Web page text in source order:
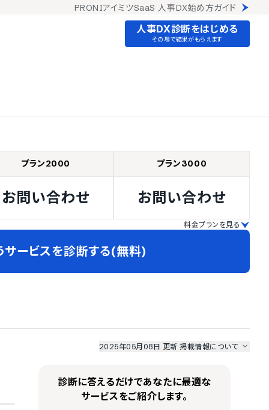
PRONIアイミツSaaS 人事DX始め方ガイド
人事DX診断をはじめる
その場で結果がもらえます
プラン2000
お問い合わせ
プラン3000
お問い合わせ
料金プランを見る
サービスを診断する(無料)
2025年05月08日 更新掲載情報について
一部
PRONIアイミツSaaS
のサービスデータを参照しています。
人事DX最強ナビ編集部 情報取得元
診断に答えるだけであなたに最適な
サービスをご紹介します。